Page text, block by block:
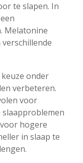
te slapen. In
Melatonine
onder
verbeteren.
voor
slaapproblemen
hogere
in slaap te